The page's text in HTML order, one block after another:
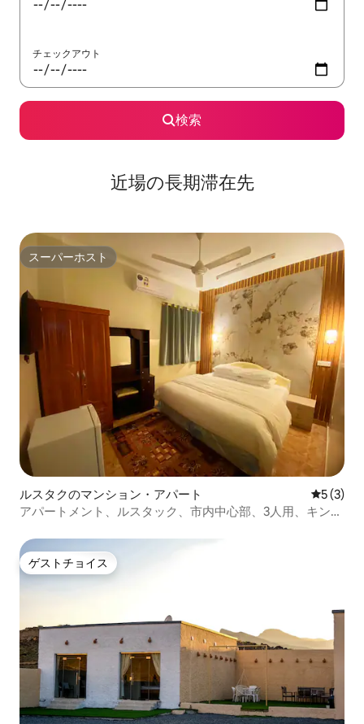
チェックアウト
検索
近場の長期滞在先
スーパーホスト
スーパーホスト
ルスタクのマンション・アパート レビュー
5 (3)
アパートメント、ルスタック、市内中心部、3人用、キング
ゲストチョイス
ゲストチョイス